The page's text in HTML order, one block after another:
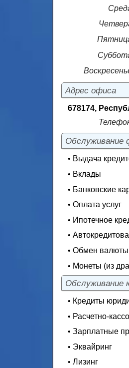
Адрес офиса
678174,
Обслуживание
• Выдача
• Вклады
• Банковские
• Оплата услуг
• Ипотечное
•
• Обмен валюты
• Монеты (из
Обслуживание
• Кредиты
• Расчетно-
• Зарплатные
• Эквайринг
• Лизинг